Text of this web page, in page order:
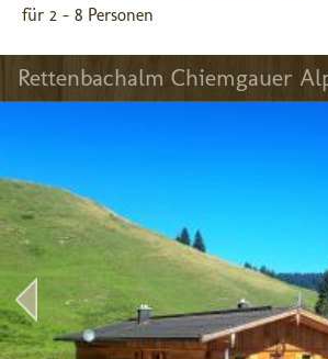
für 2 - 8 Personen
Rettenbachalm Chiemgauer